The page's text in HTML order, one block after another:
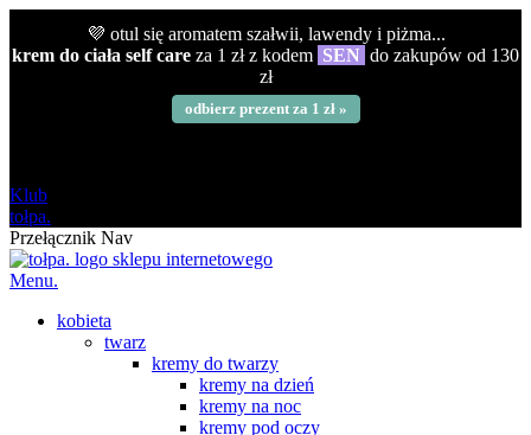
💜 otul się aromatem szałwii, lawendy i piżma...
krem do ciała self care za 1 zł z kodem SEN do zakupów od 130
zł
odbierz prezent za 1 zł »
Klub
tołpa.
Przełącznik Nav
Menu.
kobieta
twarz
kremy do twarzy
kremy na dzień
kremy na noc
kremy pod oczy